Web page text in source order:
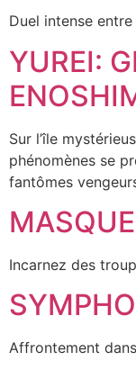
Duel intense
YUREI:
Sur l’île
phénomènes se
fantômes
Incarnez des
Affrontement